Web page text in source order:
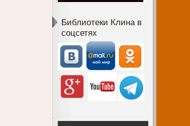
Библиотеки Клина в
соцсетях